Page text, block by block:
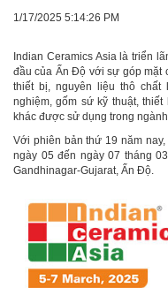
1/17/2025 5:14:26 PM
Indian Ceramics Asia là triển
đầu của Ấn Độ với sự góp mặt
thiết bị, nguyên liệu thô
nghiệm, gốm sứ kỹ thuật,
khác được sử dụng trong
Với phiên bản thứ 19 năm
ngày 05 đến ngày 07 tháng
Gandhinagar-Gujarat, Ấn Độ.